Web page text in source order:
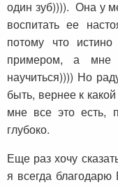
один зуб)))). Она у
воспитать ее
потому что
примером, а
научиться)))) Но
быть, вернее к
мне все это есть,
глубоко.
Еще раз хочу
я всегда